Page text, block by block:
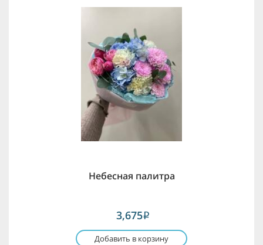
Небесная палитра
3,675i
Добавить в корзину